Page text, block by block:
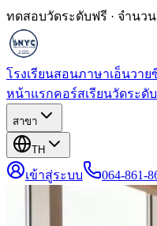
ทดสอบวัดระดับฟรี · จำนว
โรงเรียนสอนภาษาเอ็นวาย
หน้าแรกคอร์สเรียนวัดระดั
สาขา
TH
เข้าสู่ระบบ 064-861-